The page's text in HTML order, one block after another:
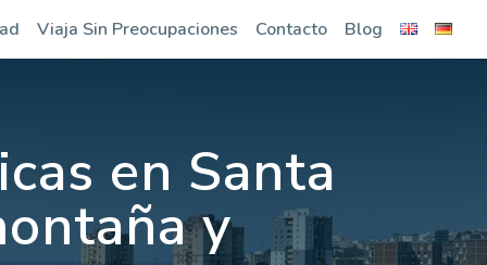
Viaja Sin Preocupaciones Contacto Blog
en Santa
y